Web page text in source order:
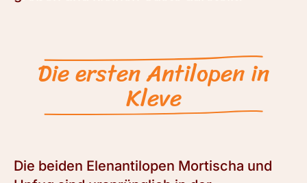
Die ersten Antilopen in
Kleve
Die beiden Elenantilopen Mortischa und